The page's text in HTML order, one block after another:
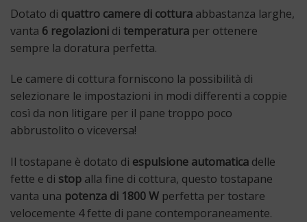
Dotato di quattro camere di cottura abbastanza larghe,
vanta 6 regolazioni di temperatura per ottenere
sempre la doratura perfetta.
Le camere di cottura forniscono la possibilità di
selezionare le impostazioni in modi differenti a coppie
così da non litigare per il pane troppo poco
abbrustolito o viceversa!
Il tostapane è dotato di espulsione automatica delle
fette e di stop alla fine di cottura, questo tostapane
vanta una potenza di 1800 W perfetta per tostare
velocemente 4 fette di pane contemporaneamente.